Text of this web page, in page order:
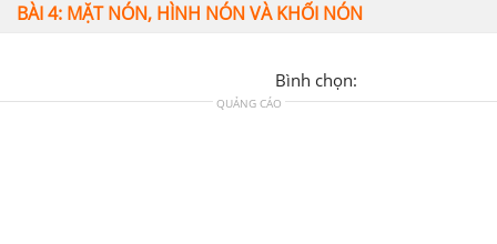
BÀI 4: MẶT NÓN, HÌNH NÓN VÀ KHỐI NÓN
Bình chọn:
QUẢNG CÁO